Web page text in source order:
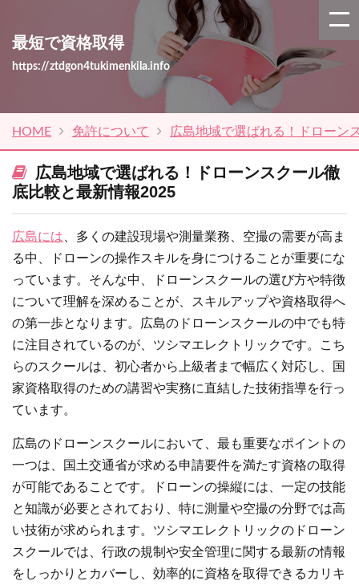
最短で資格取得
https://ztdgon4tukimenkila.info
HOME 免許について 広島地域で選ばれる！ドローン
広島地域で選ばれる！ドローンスクール徹
底比較と最新情報2025
広島には 、多くの建設現場や測量業務、空撮の需要が高ま
る中、ドローンの操作スキルを身につけることが重要にな
っています。そんな中、ドローンスクールの選び方や特徴
について理解を深めることが、スキルアップや資格取得へ
の第一歩となります。広島のドローンスクールの中でも特
に注目されているのが、ツシマエレクトリックです。こち
らのスクールは、初心者から上級者まで幅広く対応し、国
家資格取得のための講習や実務に直結した技術指導を行っ
ています。
広島のドローンスクールにおいて、最も重要なポイントの
一つは、国土交通省が求める申請要件を満たす資格の取得
が可能であることです。ドローンの操縦には、一定の技能
と知識が必要とされており、特に測量や空撮の分野では高
い技術が求められます。ツシマエレクトリックのドローン
スクールでは、行政の規制や安全管理に関する最新の情報
をしっかりとカバーし、効率的に資格を取得できるカリキ